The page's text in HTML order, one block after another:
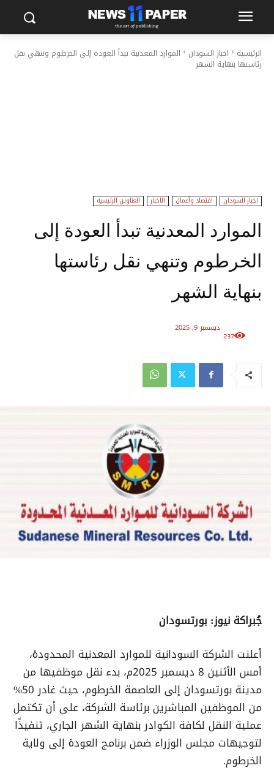
الرئيسية اخبار السودان
الموارد المعدنية تبدأ العودة إلى الخرطوم وتنهي نقل
رئاستها بنهاية الشهر
اخبار السودان اقتصاد وأعمال الاخبار العناوين الرئيسية
الموارد المعدنية تبدأ العودة إلى
الخرطوم وتنهي نقل رئاستها
بنهاية الشهر
ديسمبر 9, 2025
237
جُبراكة نيوز: بورتسودان
أعلنت الشركة السودانية للموارد المعدنية المحدودة،
أمس الأثنين 8 ديسمبر 2025م، بدء نقل موظفيها من
مدينة بورتسودان إلى العاصمة الخرطوم، حيث غادر 50%
من الموظفين المباشرين برئاسة الشركة، على أن تكتمل
عملية النقل لكافة الكوادر بنهاية الشهر الجاري، تنفيذًا
لتوجيهات مجلس الوزراء ضمن برنامج العودة إلى ولاية
الخرطوم.